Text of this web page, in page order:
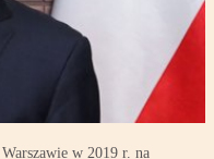
w 2019 r. na